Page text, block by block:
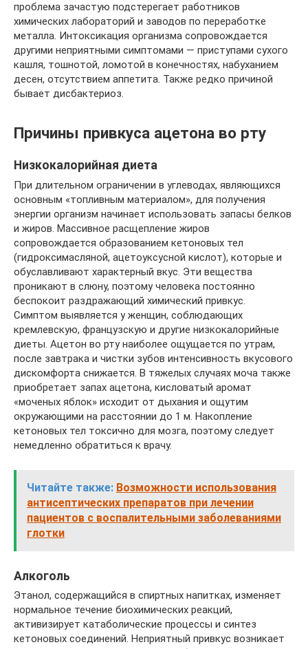
проблема зачастую подстерегает работников
химических лабораторий и заводов по переработке
металла. Интоксикация организма сопровождается
другими неприятными симптомами — приступами сухого
кашля, тошнотой, ломотой в конечностях, набуханием
десен, отсутствием аппетита. Также редко причиной
бывает дисбактериоз.
Причины привкуса ацетона во рту
Низкокалорийная диета
При длительном ограничении в углеводах, являющихся
основным «топливным материалом», для получения
энергии организм начинает использовать запасы белков
и жиров. Массивное расщепление жиров
сопровождается образованием кетоновых тел
(гидроксимасляной, ацетоуксусной кислот), которые и
обуславливают характерный вкус. Эти вещества
проникают в слюну, поэтому человека постоянно
беспокоит раздражающий химический привкус.
Симптом выявляется у женщин, соблюдающих
кремлевскую, французскую и другие низкокалорийные
диеты. Ацетон во рту наиболее ощущается по утрам,
после завтрака и чистки зубов интенсивность вкусового
дискомфорта снижается. В тяжелых случаях моча также
приобретает запах ацетона, кисловатый аромат
«моченых яблок» исходит от дыхания и ощутим
окружающими на расстоянии до 1 м. Накопление
кетоновых тел токсично для мозга, поэтому следует
немедленно обратиться к врачу.
Читайте также: Возможности использования
антисептических препаратов при лечении
пациентов с воспалительными заболеваниями
глотки
Алкоголь
Этанол, содержащийся в спиртных напитках, изменяет
нормальное течение биохимических реакций,
активизирует катаболические процессы и синтез
кетоновых соединений. Неприятный привкус возникает